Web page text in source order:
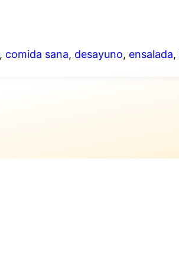
, comida sana, desayuno, ensalada,